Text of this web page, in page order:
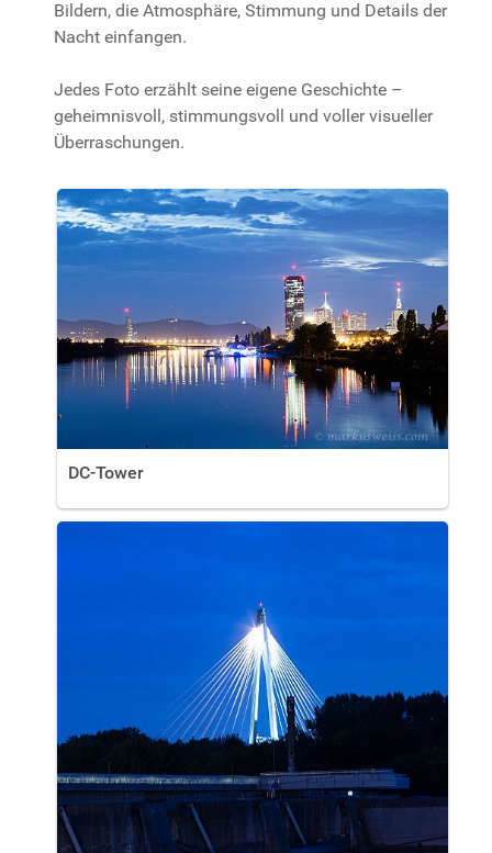
Bildern, die Atmosphäre, Stimmung und Details der
Nacht einfangen.
Jedes Foto erzählt seine eigene Geschichte –
geheimnisvoll, stimmungsvoll und voller visueller
Überraschungen.
DC-Tower